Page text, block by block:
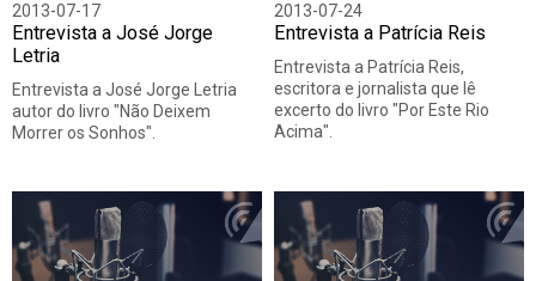
2013-07-17
Entrevista a José Jorge
Letria
Entrevista a José Jorge Letria
autor do livro "Não Deixem
Morrer os Sonhos".
2013-07-24
Entrevista a Patrícia Reis
Entrevista a Patrícia Reis,
escritora e jornalista que lê
excerto do livro "Por Este Rio
Acima".